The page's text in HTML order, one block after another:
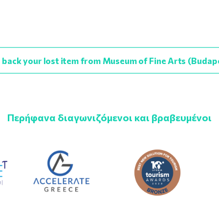
back your lost item from Museum of Fine Arts
Περήφανα διαγωνιζόμενοι και βραβευμένοι